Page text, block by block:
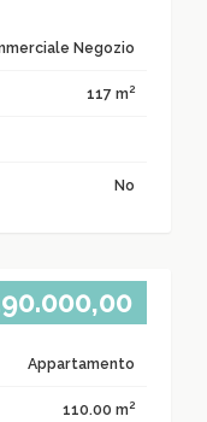
Negozio
117 m2
No
Appartamento
110.00 m2